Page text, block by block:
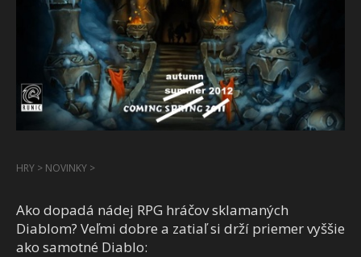
HRY > NOVINKY >
Ako dopadá nádej RPG hráčov sklamaných
Diablom? Veľmi dobre a zatiaľ si drží priemer vyššie
ako samotné Diablo: